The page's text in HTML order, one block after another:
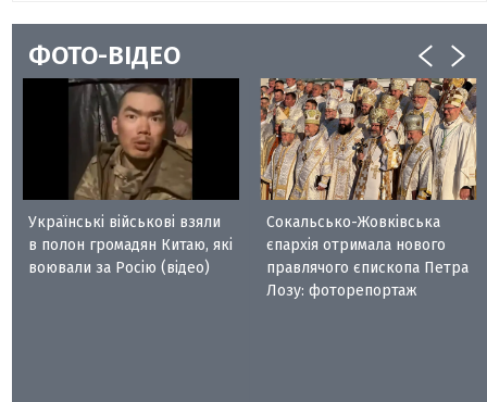
ФОТО-ВІДЕО
Українські військові взяли
в полон громадян Китаю, які
воювали за Росію (відео)
Сокальсько-Жовківська
єпархія отримала нового
правлячого єпископа Петра
Лозу: фоторепортаж